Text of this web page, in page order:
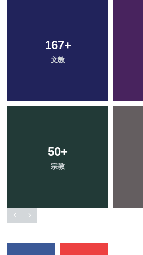
167+
文教
50+
宗教